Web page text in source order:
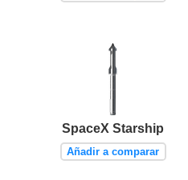
SpaceX Starship
Añadir a comparar